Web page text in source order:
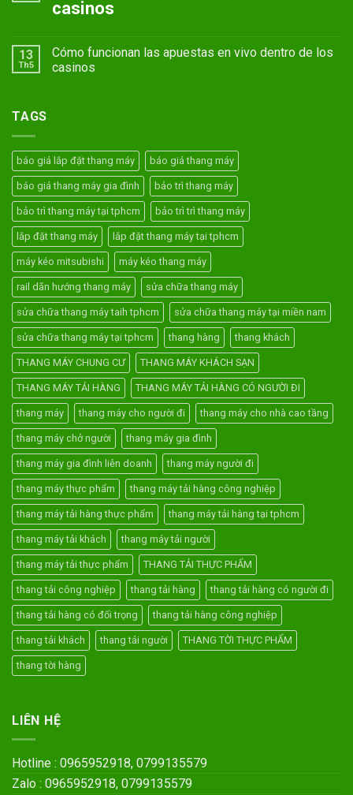
casinos
13
Th5
Cómo funcionan las apuestas en vivo dentro de los
casinos
TAGS
báo giá lắp đặt thang máy báo giá thang máy
báo giá thang máy gia đình bảo trì thang máy
bảo trì thang máy tại tphcm bảo trì trì thang máy
lắp đặt thang máy lắp đặt thang máy tại tphcm
máy kéo mitsubishi máy kéo thang máy
rail dãn hướng thang máy sửa chữa thang máy
sửa chữa thang máy taih tphcm sửa chữa thang máy tại miền nam
sửa chữa thang máy tại tphcm thang hàng thang khách
THANG MÁY CHUNG CƯ THANG MÁY KHÁCH SẠN
THANG MÁY TẢI HÀNG THANG MÁY TẢI HÀNG CÓ NGƯỜI ĐI
thang máy thang máy cho người đi thang máy cho nhà cao tầng
thang máy chở người thang máy gia đình
thang máy gia đình liên doanh thang máy người đi
thang máy thực phẩm thang máy tải hàng công nghiệp
thang máy tải hàng thực phẩm thang máy tải hàng tại tphcm
thang máy tải khách thang máy tải người
thang máy tải thực phẩm THANG TẢI THỰC PHẨM
thang tải công nghiệp thang tải hàng thang tải hàng có người đi
thang tải hàng có đối trọng thang tải hàng công nghiệp
thang tải khách thang tải người THANG TỜI THỰC PHẨM
thang tời hàng
LIÊN HỆ
Hotline : 0965952918, 0799135579
Zalo : 0965952918, 0799135579